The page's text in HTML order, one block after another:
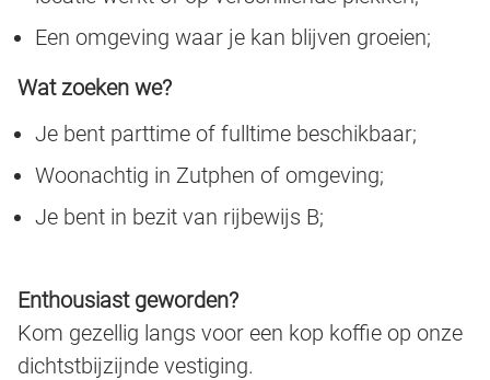
Een omgeving waar je kan blijven groeien;
Wat zoeken we?
Je bent parttime of fulltime beschikbaar;
Woonachtig in Zutphen of omgeving;
Je bent in bezit van rijbewijs B;
Enthousiast geworden?
Kom gezellig langs voor een kop koffie op onze
dichtstbijzijnde vestiging.